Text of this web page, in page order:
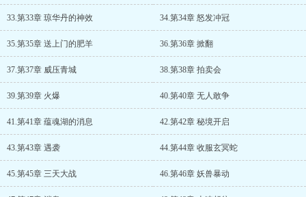
33.第33章 琼华丹的神效 34.第34章 怒发冲冠
35.第35章 送上门的肥羊 36.第36章 掀翻
37.第37章 威压青城 38.第38章 拍卖会
39.第39章 火爆 40.第40章 无人敢争
41.第41章 蕴魂湖的消息 42.第42章 秘境开启
43.第43章 遇袭 44.第44章 收服玄冥蛇
45.第45章 三天大战 46.第46章 妖兽暴动